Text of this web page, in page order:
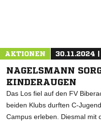
AKTIONEN 30.11.2024
NAGELSMANN
KINDERAUGEN
Das Los fiel auf den FV
beiden Klubs durften C-
Campus erleben. Diesmal mit